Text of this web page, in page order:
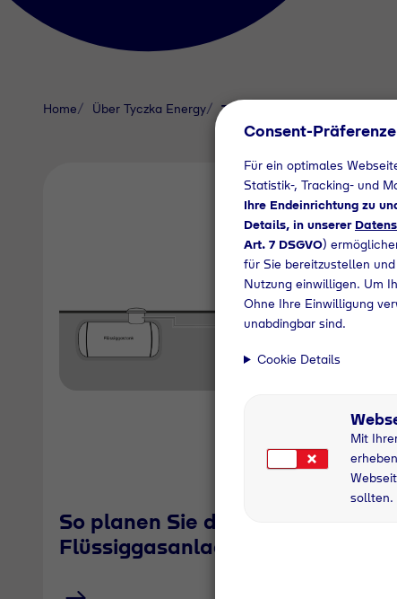
Home Über Tyczka Energy Technik und Sicherheit
So planen Sie die
Flüssiggasanlage für Ihr Haus
Consent-
Für ein optimales
Statistik-, Tracking- und
Ihre Endeinrichtung zu
Details, in unserer
Art. 7 DSGVO)
für Sie bereitzustellen
Nutzung einwilligen. Um
Ohne Ihre Einwilligung
unabdingbar sind.
Cookie Details
Mit
sollten.